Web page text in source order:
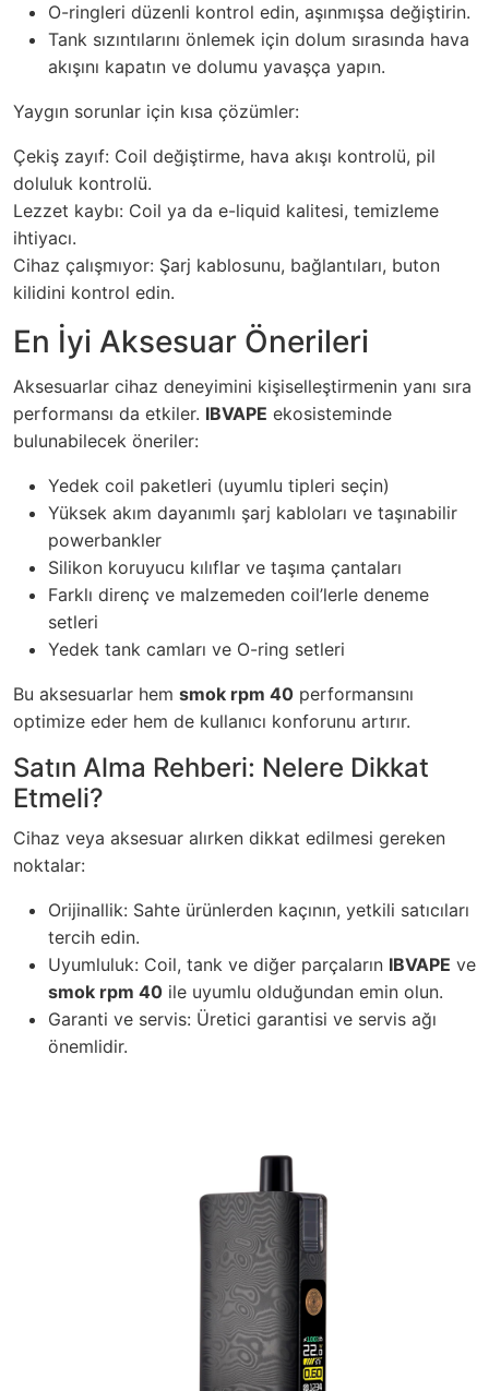
O-ringleri düzenli kontrol edin, aşınmışsa değiştirin.
Tank sızıntılarını önlemek için dolum sırasında hava
akışını kapatın ve dolumu yavaşça yapın.
Yaygın sorunlar için kısa çözümler:
Çekiş zayıf: Coil değiştirme, hava akışı kontrolü, pil
doluluk kontrolü.
Lezzet kaybı: Coil ya da e-liquid kalitesi, temizleme
ihtiyacı.
Cihaz çalışmıyor: Şarj kablosunu, bağlantıları, buton
kilidini kontrol edin.
En İyi Aksesuar Önerileri
Aksesuarlar cihaz deneyimini kişiselleştirmenin yanı sıra
performansı da etkiler. IBVAPE ekosisteminde
bulunabilecek öneriler:
Yedek coil paketleri (uyumlu tipleri seçin)
Yüksek akım dayanımlı şarj kabloları ve taşınabilir
powerbankler
Silikon koruyucu kılıflar ve taşıma çantaları
Farklı direnç ve malzemeden coil’lerle deneme
setleri
Yedek tank camları ve O-ring setleri
Bu aksesuarlar hem smok rpm 40 performansını
optimize eder hem de kullanıcı konforunu artırır.
Satın Alma Rehberi: Nelere Dikkat
Etmeli?
Cihaz veya aksesuar alırken dikkat edilmesi gereken
noktalar:
Orijinallik: Sahte ürünlerden kaçının, yetkili satıcıları
tercih edin.
Uyumluluk: Coil, tank ve diğer parçaların IBVAPE ve
smok rpm 40 ile uyumlu olduğundan emin olun.
Garanti ve servis: Üretici garantisi ve servis ağı
önemlidir.